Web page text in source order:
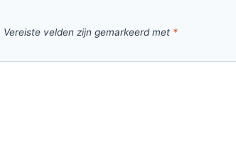
Vereiste velden zijn gemarkeerd met *